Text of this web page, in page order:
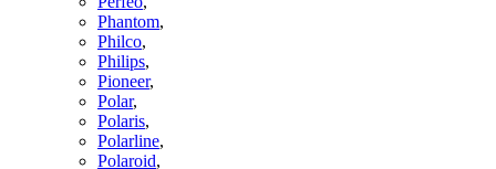
Phantom,
Philco,
Philips,
Pioneer,
Polar,
Polaris,
Polarline,
Polaroid,